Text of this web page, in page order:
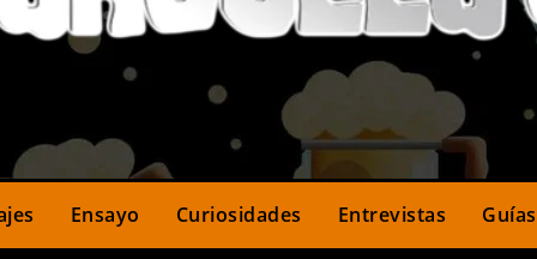
Ensayo Curiosidades Entrevistas